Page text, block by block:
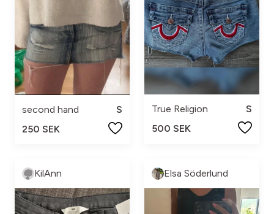
second hand
S
250 SEK
True Religion
S
500 SEK
KilAnn Elsa Söderlund